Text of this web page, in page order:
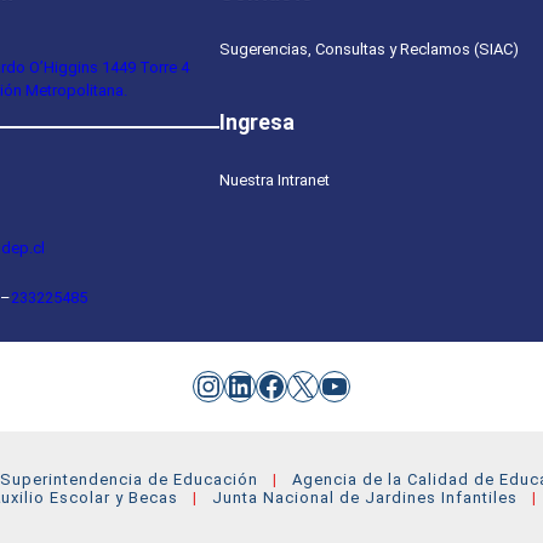
O’Higgins 1449 Torre 4
Metropolitana.
–233225485
Sugerencias, Consultas y Reclamos (SIAC)
Ingresa
Nuestra Intranet
Instagram
LinkedIn
Facebook
X YouTube
Superintendencia de Educación Agencia de la Calidad de
Escolar y Becas
Junta Nacional de Jardines Infantiles